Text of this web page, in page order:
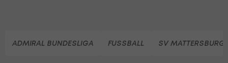
ADMIRAL BUNDESLIGA FUSSBALL SV MATTERSBURG